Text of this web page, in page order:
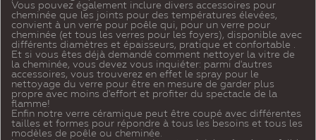
Vous pouvez également inclure divers accessoires pour
cheminée que les joints pour des températures élevées,
convient à un verre pour poêle qui, pour un verre pour
cheminée (et tous les verres pour les foyers), disponible avec
différents diamètres et épaisseurs, pratique et confortable .
Et si vous êtes déjà demandé comment nettoyer la vitre de
la cheminée, vous devez vous inquiéter: parmi d'autres
accessoires, vous trouverez en effet le spray pour le
nettoyage du verre pour être en mesure de garder plus
propre avec moins d'effort et profiter du spectacle de la
flamme!
Enfin notre verre céramique peut être coupé avec différentes
tailles et formes pour répondre à tous les besoins et tous les
modèles de poêle ou cheminée.